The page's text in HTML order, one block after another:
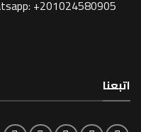
Whatsapp: